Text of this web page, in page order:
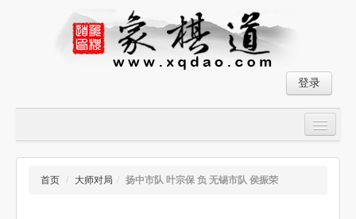
登录
大师对局
首页 / 大师对局 / 扬中市队 叶宗保 负 无锡市队 侯振荣